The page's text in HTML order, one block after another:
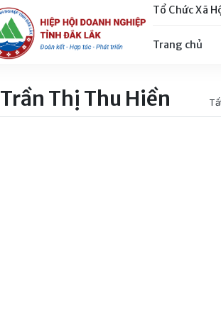
Tổ Chức Xã
Trang chủ
Trần Thị Thu Hiền